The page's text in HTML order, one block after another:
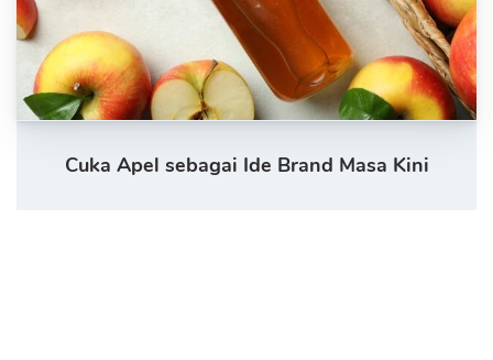
Cuka Apel sebagai Ide Brand Masa Kini